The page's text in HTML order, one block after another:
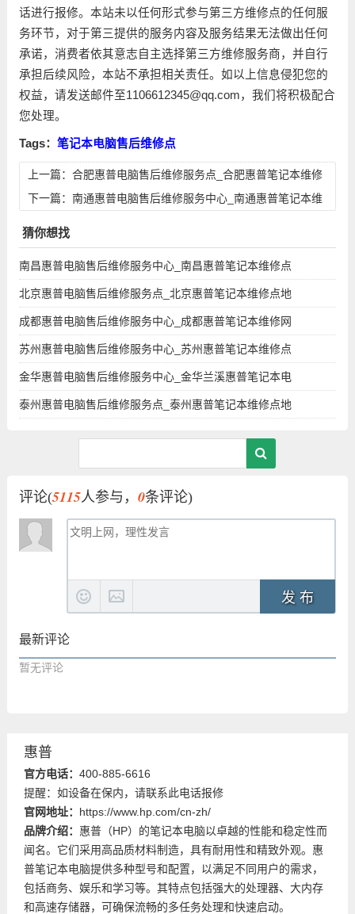
话进行报修。本站未以任何形式参与第三方维修点的任何服
务环节，对于第三提供的服务内容及服务结果无法做出任何
承诺，消费者依其意志自主选择第三方维修服务商，并自行
承担后续风险，本站不承担相关责任。如以上信息侵犯您的
权益，请发送邮件至1106612345@qq.com，我们将积极配合
您处理。
Tags： 笔记本电脑售后维修点
上一篇： 合肥惠普电脑售后维修服务点_合肥惠普笔记本维修
点地址电话
下一篇： 南通惠普电脑售后维修服务中心_南通惠普笔记本维
猜你想找
南昌惠普电脑售后维修服务中心_南昌惠普笔记本维修点
北京惠普电脑售后维修服务点_北京惠普笔记本维修点地
成都惠普电脑售后维修服务中心_成都惠普笔记本维修网
苏州惠普电脑售后维修服务中心_苏州惠普笔记本维修点
金华惠普电脑售后维修服务中心_金华兰溪惠普笔记本电
泰州惠普电脑售后维修服务点_泰州惠普笔记本维修点地
评论(5115人参与， 0条评论)
发 布
最新评论
暂无评论
惠普
官方电话： 400-885-6616
提醒：如设备在保内，请联系此电话报修
官网地址： https://www.hp.com/cn-zh/
品牌介绍： 惠普（HP）的笔记本电脑以卓越的性能和稳定性而
闻名。它们采用高品质材料制造，具有耐用性和精致外观。惠
普笔记本电脑提供多种型号和配置，以满足不同用户的需求，
包括商务、娱乐和学习等。其特点包括强大的处理器、大内存
和高速存储器，可确保流畅的多任务处理和快速启动。